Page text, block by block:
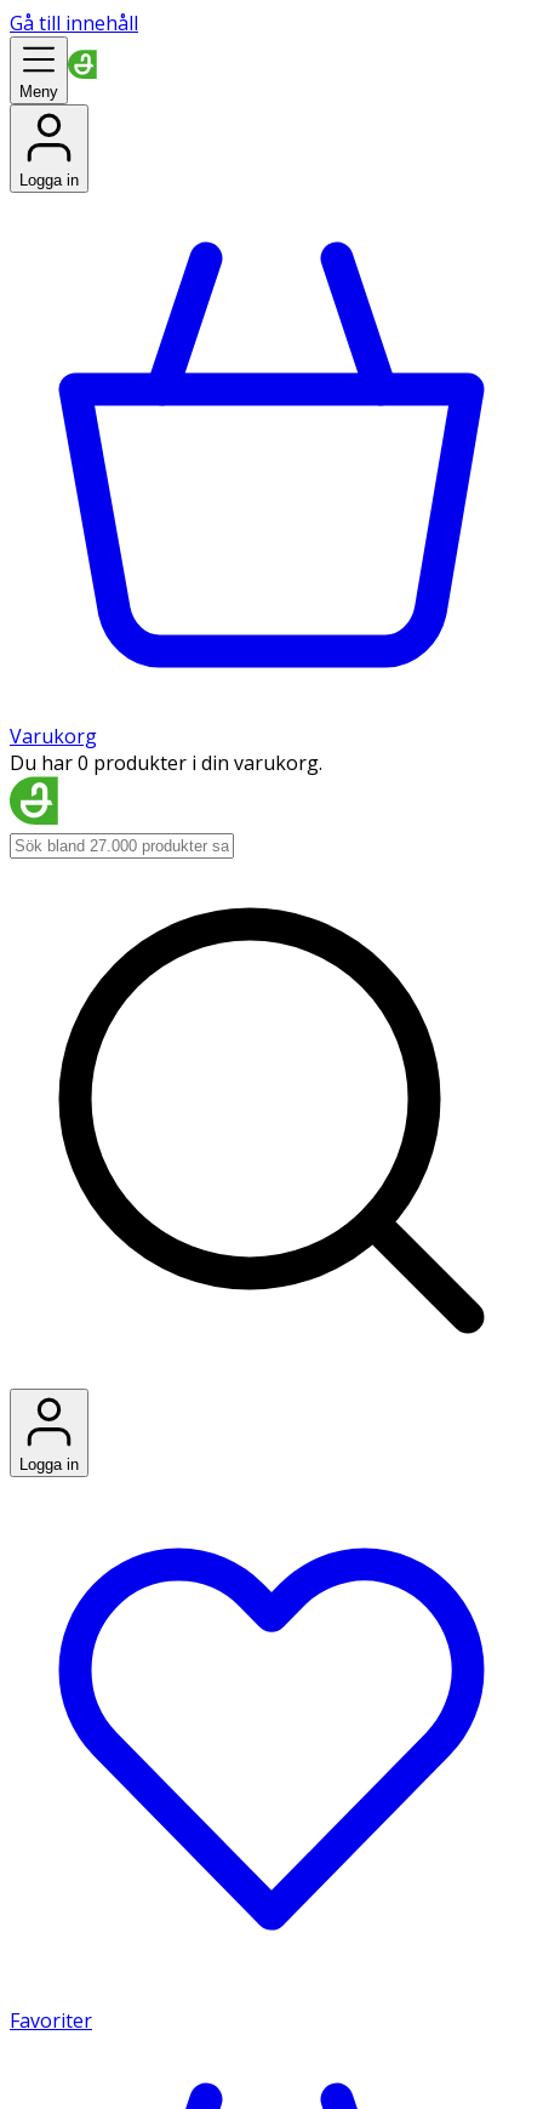
Gå till innehåll
Meny
Logga in
Varukorg
Du har 0 produkter i din varukorg.
Logga in
Favoriter